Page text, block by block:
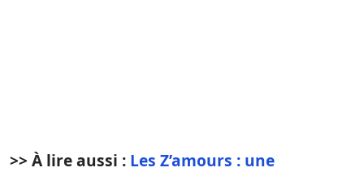
>> À lire aussi : Les Z’amours : une